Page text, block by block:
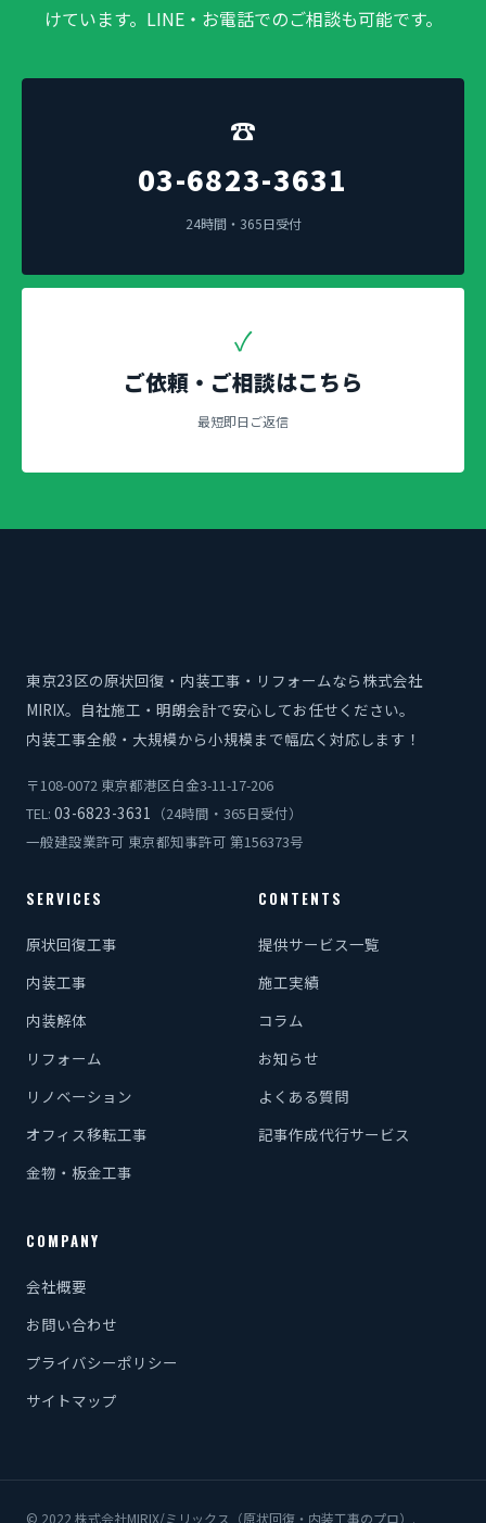
けています。LINE・お電話でのご相談も可能です。
☎
03-6823-3631
24時間・365日受付
✓
ご依頼・ご相談はこちら
最短即日ご返信
東京23区の原状回復・内装工事・リフォームなら株式会社
MIRIX。自社施工・明朗会計で安心してお任せください。
内装工事全般・大規模から小規模まで幅広く対応します！
〒108-0072 東京都港区白金3-11-17-206
TEL: 03-6823-3631
（24時間・365日受付）
一般建設業許可 東京都知事許可 第156373号
SERVICES
原状回復工事
内装工事
内装解体
リフォーム
リノベーション
オフィス移転工事
金物・板金工事
CONTENTS
提供サービス一覧
施工実績
コラム
お知らせ
よくある質問
記事作成代行サービス
COMPANY
会社概要
お問い合わせ
プライバシーポリシー
サイトマップ
© 2022 株式会社MIRIX/ミリックス（原状回復・内装工事のプロ）.